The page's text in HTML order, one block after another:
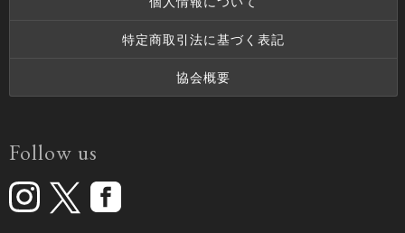
特定商取引法に基づく表記
協会概要
Follow us